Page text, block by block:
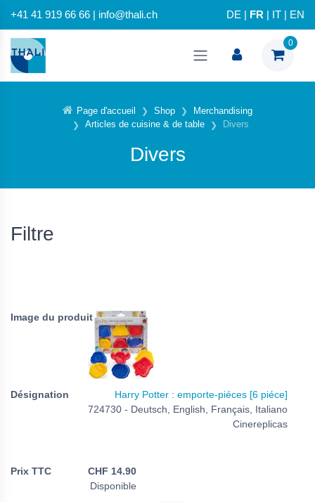
+41 41 919 66 66 | info@thali.ch DE FR IT EN
0
Page d'accueil Shop
Merchandising
Articles de cuisine & de table
Divers
Divers
Filtre
Harry Potter : emporte-piéces [6 piéce]
724730 - Deutsch, English, Français, Italiano
Cinereplicas
CHF 14.90
Disponible